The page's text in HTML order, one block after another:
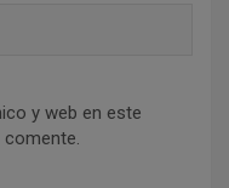
y web en este
comente.